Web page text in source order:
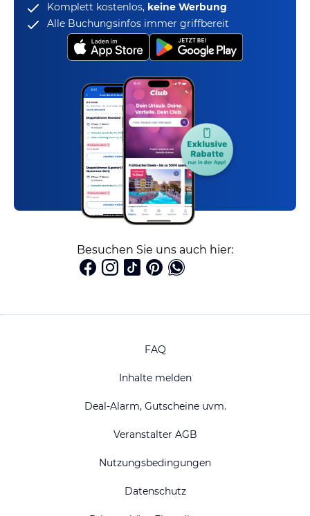
Komplett kostenlos, keine Werbung
Alle Buchungsinfos immer griffbereit
Besuchen Sie uns auch hier:
FAQ
Inhalte melden
Deal-Alarm, Gutscheine uvm.
Veranstalter AGB
Nutzungsbedingungen
Datenschutz